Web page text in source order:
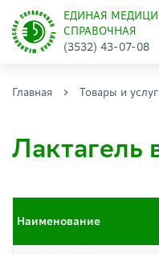
ЕДИНАЯ
СПРАВОЧНАЯ
(3532) 43-07-08
Главная Товары и
Лактагель
Наименование